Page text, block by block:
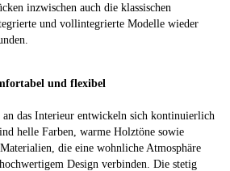
inzwischen auch die klassischen
und vollintegrierte Modelle wieder
und flexibel
das Interieur entwickeln sich kontinuierlich
helle Farben, warme Holztöne sowie
die eine wohnliche Atmosphäre
Design verbinden. Die stetig